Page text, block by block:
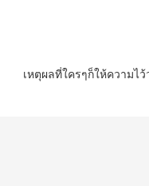
เหตุผลที่ใครๆก็ให้ความไว้